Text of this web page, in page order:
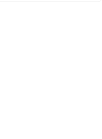
。なるべくお早めにお召